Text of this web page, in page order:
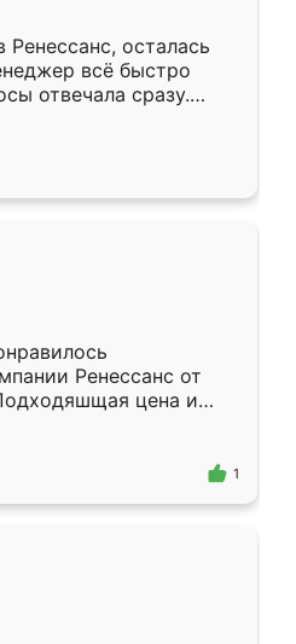
только здесь.
осталась
всё быстро
отвечала сразу.
субботу, подошёл к
Собрали
аккуратно, даже
Ренессанс от
цена и
Приехавший
Владислав
эскизу самый
1